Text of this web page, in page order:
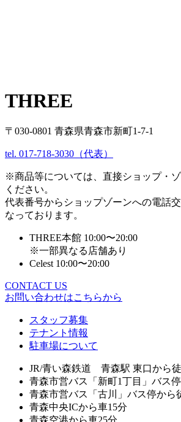
THREE
〒030-0801 青森県青森市新町1-7-1
tel. 017-718-3030（代表）
※商品等については、直接ショップ・
ください。
代表番号からショップゾーンへの電話
なっております。
THREE本館 10:00〜20:00
※一部異なる店舗あり
Celest 10:00〜20:00
CONTACT US
お問い合わせはこちらから
スタッフ募集
テナント情報
駐車場について
JR/青い森鉄道 青森駅 東口から
青森市営バス「新町1丁目」バス
青森市営バス「古川」バス停から
青森中央ICから車15分